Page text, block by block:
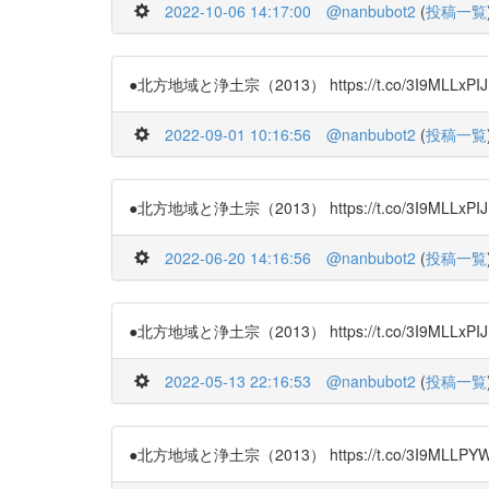
2022-10-06 14:17:00 @nanbubot2 (投稿一覧
●北方地域と浄土宗（2013） https://t.co/3I9MLLxPIJ
2022-09-01 10:16:56 @nanbubot2 (投稿一覧
●北方地域と浄土宗（2013） https://t.co/3I9MLLxPIJ
2022-06-20 14:16:56 @nanbubot2 (投稿一覧
●北方地域と浄土宗（2013） https://t.co/3I9MLLxPIJ
2022-05-13 22:16:53 @nanbubot2 (投稿一覧
●北方地域と浄土宗（2013） https://t.co/